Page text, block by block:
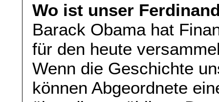
Wo ist unser
Barack Obama hat
für den heute
Wenn die Geschichte
können Abgeordnete